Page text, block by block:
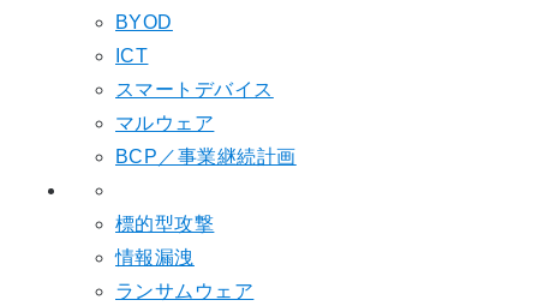
BYOD
ICT
スマートデバイス
マルウェア
BCP／事業継続計画
標的型攻撃
情報漏洩
ランサムウェア